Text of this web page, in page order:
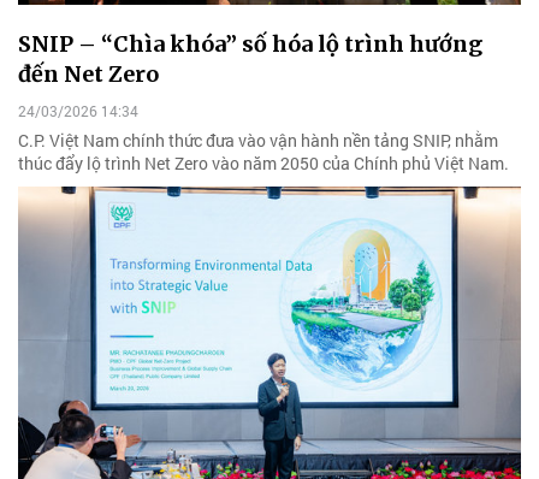
SNIP – “Chìa khóa” số hóa lộ trình hướng
đến Net Zero
24/03/2026 14:34
C.P. Việt Nam chính thức đưa vào vận hành nền tảng SNIP, nhằm
thúc đẩy lộ trình Net Zero vào năm 2050 của Chính phủ Việt Nam.